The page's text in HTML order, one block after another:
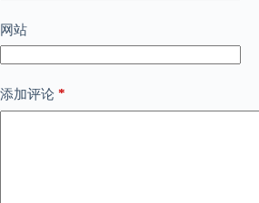
网站
添加评论 *